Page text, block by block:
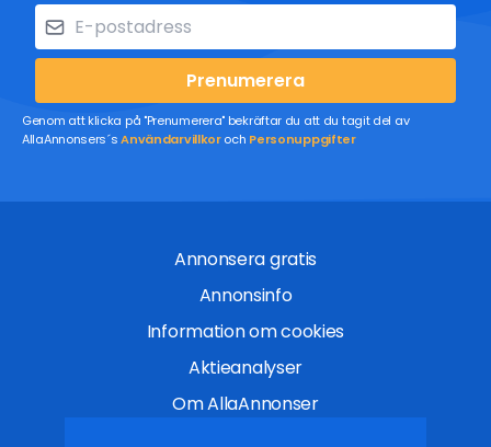
Prenumerera
Genom att klicka på "Prenumerera" bekräftar du att du tagit del av
AllaAnnonsers´sAnvändarvillkoroch Personuppgifter
Annonsera gratis
Annonsinfo
Information om cookies
Aktieanalyser
Om AllaAnnonser